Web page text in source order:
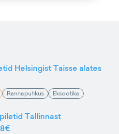
Helsingist Taisse alates
Rannapuhkus Eksootika
Tallinnast